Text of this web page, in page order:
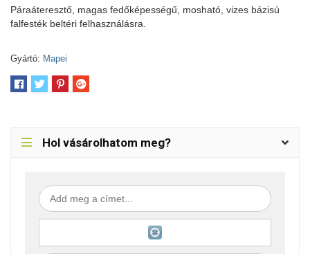
Páraáteresztő, magas fedőképességű, mosható, vizes bázisú
falfesték beltéri felhasználásra.
Gyártó: Mapei
Hol vásárolhatom meg?